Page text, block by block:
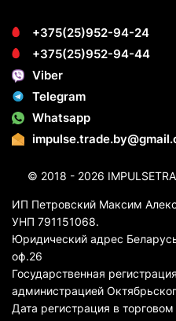
+375(25)952-94-24
+375(25)952-94-44
Viber
Telegram
Whatsapp
© 2018 - 2026
ИП Петровский Максим
УНП 791151068.
Юридический адрес
оф.26
Государственная
администрацией
Дата регистрация в